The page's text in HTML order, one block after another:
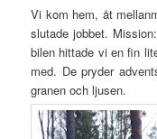
Vi kom hem, åt
slutade jobbet.
bilen hittade vi en fin
med. De pryder
granen och ljusen.